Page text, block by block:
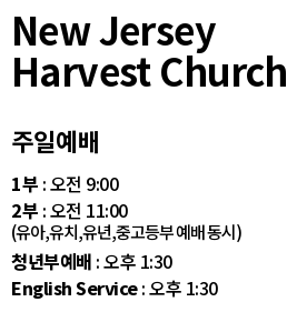
New Jersey
Harvest Church
주일예배
1부 : 오전 9:00
2부 : 오전 11:00
(유아,유치,유년,중고등부 예배 동시)
청년부예배 : 오후 1:30
English Service: 오후 1:30